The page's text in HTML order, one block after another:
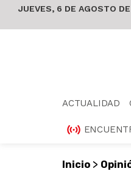
JUEVES, 6 DE AGOSTO
ACTUALIDAD
Inicio >